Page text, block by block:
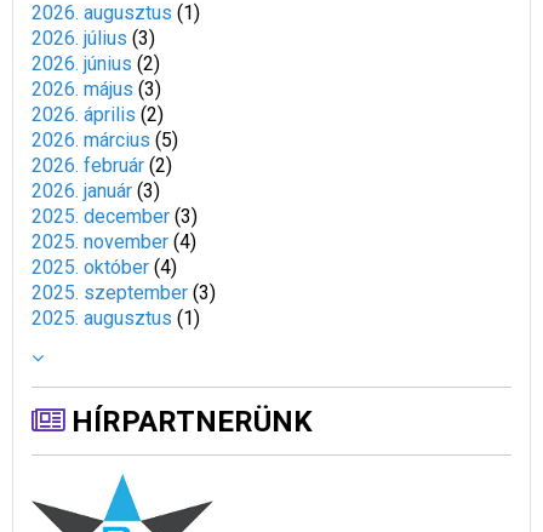
2026. augusztus (1)
2026. július (3)
2026. június (2)
2026. május (3)
2026. április (2)
2026. március (5)
2026. február (2)
2026. január (3)
2025. december (3)
2025. november (4)
2025. október (4)
2025. szeptember (3)
2025. augusztus (1)
HÍRPARTNERÜNK